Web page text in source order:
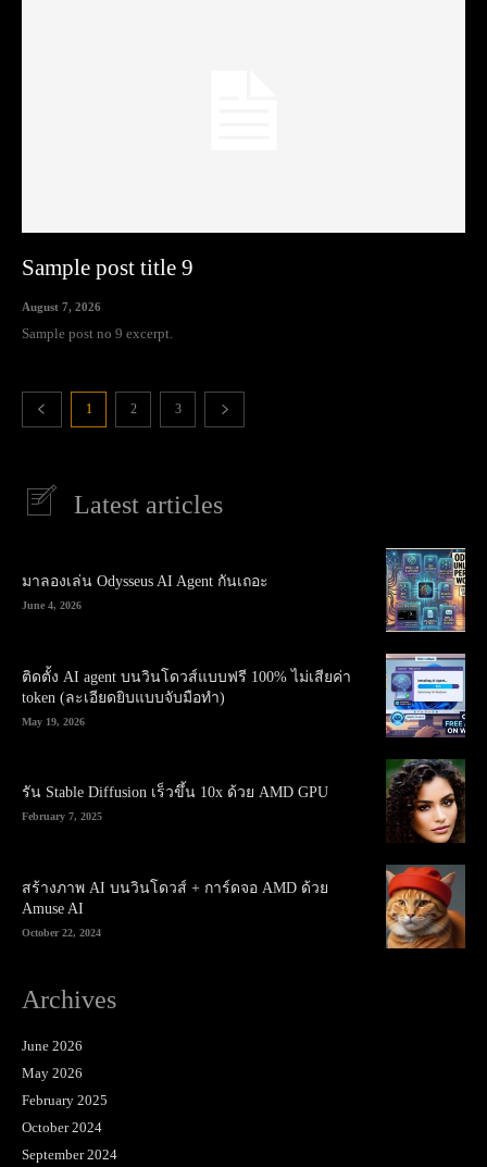
Sample post title 9
August 7, 2026
Sample post no 9 excerpt.
1 2 3
Latest articles
มาลองเล่น Odysseus AI Agent กันเถอะ
June 4, 2026
ติดตั้ง AI agent บนวินโดวส์แบบฟรี 100% ไม่เสียค่า
token (ละเอียดยิบแบบจับมือทำ)
May 19, 2026
รัน Stable Diffusion เร็วขึ้น 10x ด้วย AMD GPU
February 7, 2025
สร้างภาพ AI บนวินโดวส์ + การ์ดจอ AMD ด้วย
Amuse AI
October 22, 2024
Archives
June 2026
May 2026
February 2025
October 2024
September 2024